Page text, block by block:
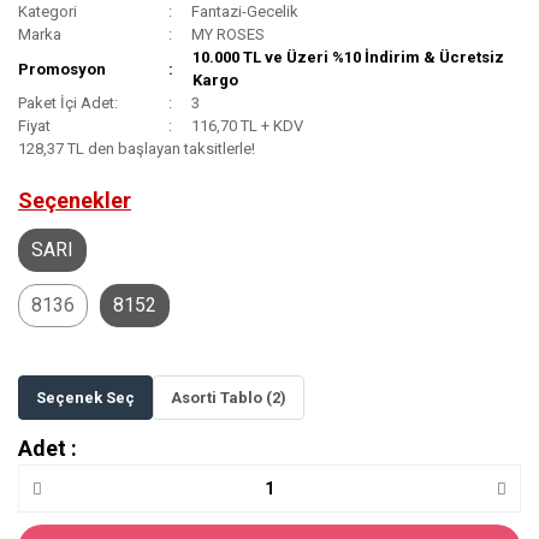
Kategori
Fantazi-Gecelik
Marka
MY ROSES
Promosyon
10.000 TL ve Üzeri %10 İndirim & Ücretsiz
Kargo
Paket İçi Adet:
3
Fiyat
116,70 TL + KDV
128,37 TL den başlayan taksitlerle!
Seçenekler
SARI
8136 8152
Seçenek Seç Asorti Tablo (2)
Adet :